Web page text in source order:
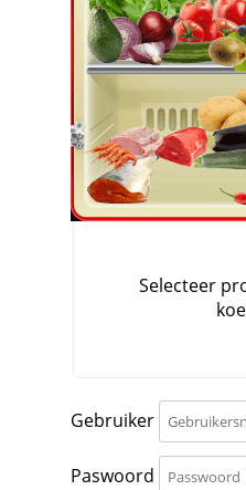
Gebruiker
Paswoord